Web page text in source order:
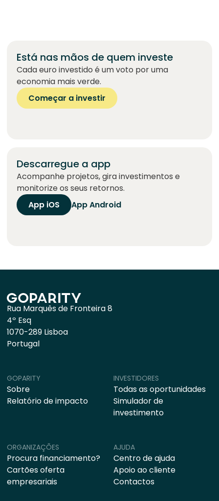
Está nas mãos de quem investe
Cada euro investido é um voto por uma
economia mais verde.
Começar a investir
Descarregue a app
Acompanhe projetos, gira investimentos e
monitorize os seus retornos.
App iOS
App Android
Rua Marquês de Fronteira 8
4º Esq
1070-289 Lisboa
Portugal
ORGANIZAÇÕES
Procura financiamento?
Cartões oferta
empresariais
AJUDA
Centro de ajuda
Apoio ao cliente
Contactos
GOPARITY
Sobre
Relatório de impacto
INVESTIDORES
Todas as oportunidades
Simulador de
investimento